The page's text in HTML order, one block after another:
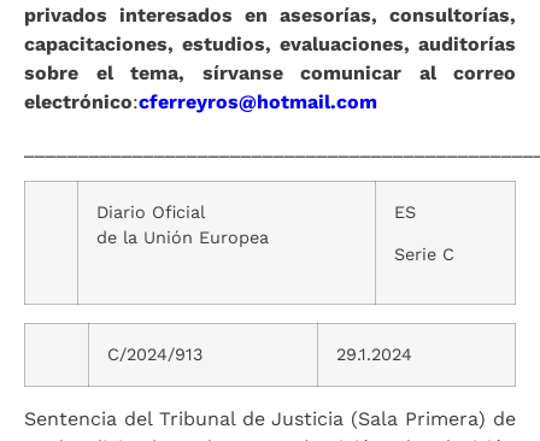
privados interesados en asesorías, consultorías,
capacitaciones, estudios, evaluaciones, auditorías
sobre el tema, sírvanse comunicar al correo
electrónico:cferreyros@hotmail.com
Diario Oficial
de la Unión Europea
ES
Serie C
C/2024/913 29.1.2024
Sentencia del Tribunal de Justicia (Sala Primera) de